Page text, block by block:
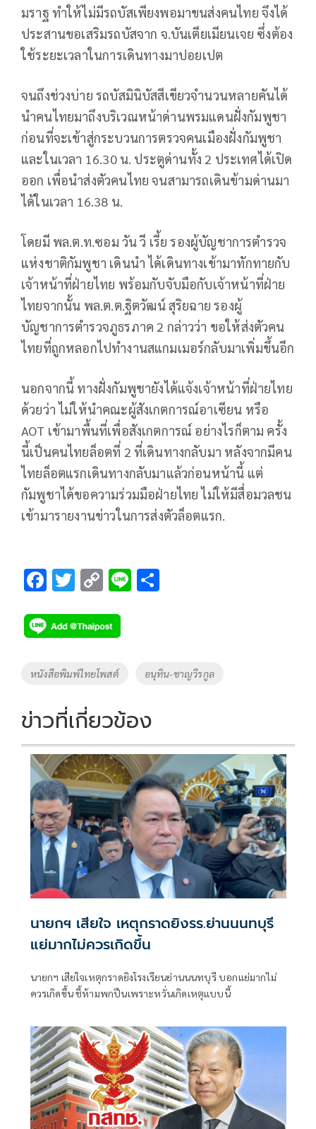
มราฐ ทำให้ไม่มีรถบัสเพียงพอมาขนส่งคนไทย จึงได้
ประสานขอเสริมรถบัสจาก จ.บันเตียเมียนเจย ซึ่งต้อง
ใช้ระยะเวลาในการเดินทางมาปอยเปต
จนถึงช่วงบ่าย รถบัสมินิบัสสีเขียวจำนวนหลายคันได้
นำคนไทยมาถึงบริเวณหน้าด่านพรมแดนฝั่งกัมพูชา
ก่อนที่จะเข้าสู่กระบวนการตรวจคนเมืองฝั่งกัมพูชา
และในเวลา 16.30 น. ประตูด่านทั้ง 2 ประเทศได้เปิด
ออก เพื่อนำส่งตัวคนไทย จนสามารถเดินข้ามด่านมา
ได้ในเวลา 16.38 น.
โดยมี พล.ต.ท.ซอม วัน วี เรี้ย รองผู้บัญชาการตำรวจ
แห่งชาติกัมพูชา เดินนำ ได้เดินทางเข้ามาทักทายกับ
เจ้าหน้าที่ฝ่ายไทย พร้อมกับจับมือกับเจ้าหน้าที่ฝ่าย
ไทยจากนั้น พล.ต.ต.ฐิตวัฒน์ สุริยฉาย รองผู้
บัญชาการตำรวจภูธรภาค 2 กล่าวว่า ขอให้ส่งตัวคน
ไทยที่ถูกหลอกไปทำงานสแกมเมอร์กลับมาเพิ่มขึ้นอีก
นอกจากนี้ ทางฝั่งกัมพูชายังได้แจ้งเจ้าหน้าที่ฝ่ายไทย
ด้วยว่า ไม่ให้นำคณะผู้สังเกตการณ์อาเซียน หรือ
AOT เข้ามาพื้นที่เพื่อสังเกตการณ์ อย่างไรก็ตาม ครั้ง
นี้เป็นคนไทยล็อตที่ 2 ที่เดินทางกลับมา หลังจากมีคน
ไทยล็อตแรกเดินทางกลับมาแล้วก่อนหน้านี้ แต่
กัมพูชาได้ขอความร่วมมือฝ่ายไทย ไม่ให้มีสื่อมวลชน
เข้ามารายงานข่าวในการส่งตัวล็อตแรก.
F
e
b
o
k
T
tt
er
C
p
y
Li
k
Li
Tags
หนังสือพิมพ์ไทยโพสต์ อนุทิน-ชาญวีรกูล
ข่าวที่เกี่ยวข้อง
นายกฯ เสียใจ เหตุกราดยิงรร.ย่านนนทบุรี
แย่มากไม่ควรเกิดขึ้น
นายกฯ เสียใจเหตุกราดยิงโรงเรียนย่านนนทบุรี บอกแย่มากไม่
ควรเกิดขึ้น ชี้ห้ามพกปืนเพราะหวั่นเกิดเหตุแบบนี้